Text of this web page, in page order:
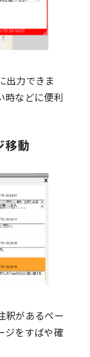
出力できま
時などに便利
移動
釈があるペー
ジをすばや確